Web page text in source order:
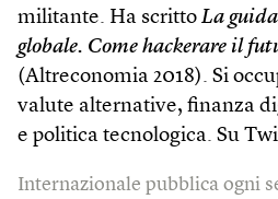
militante. Ha scritto La
globale. Come hackerare il
(Altreconomia 2018). Si
valute alternative, finanza
e politica tecnologica. Su
Internazionale pubblica ogni